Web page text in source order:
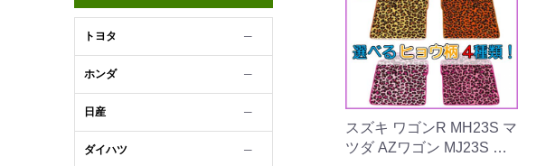
トヨタ ─
ホンダ ─
日産 ─
ダイハツ ─
スズキ ワゴンR MH23S マ
ツダ AZワゴン MJ23S フ